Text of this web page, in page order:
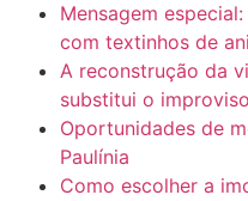
Mensagem
com textinhos de
A reconstrução da
substitui o improviso
Oportunidades de
Paulínia
Como escolher a